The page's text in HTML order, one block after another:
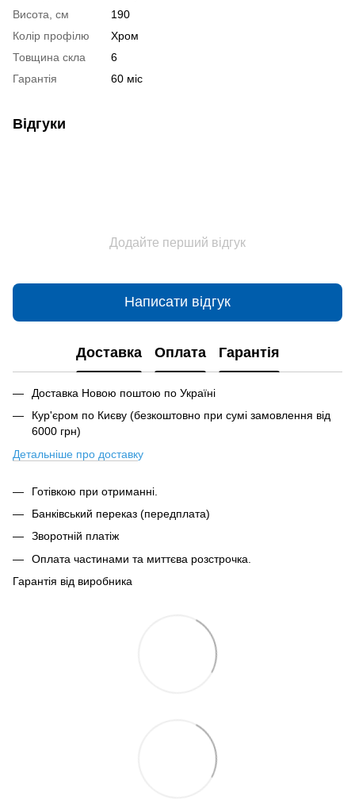
Висота, см
190
Колір профілю
Хром
Товщина скла
6
Гарантія
60 міс
Відгуки
Додайте перший відгук
Написати відгук
Доставка Оплата Гарантія
Доставка Новою поштою по Україні
Кур'єром по Києву (безкоштовно при сумі замовлення від
6000 грн)
Детальніше про доставку
Готівкою при отриманні.
Банківський переказ (передплата)
Зворотній платіж
Оплата частинами та миттєва розстрочка.
Гарантія від виробника